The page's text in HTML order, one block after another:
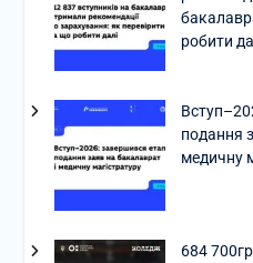
робити
подання
медичну
684